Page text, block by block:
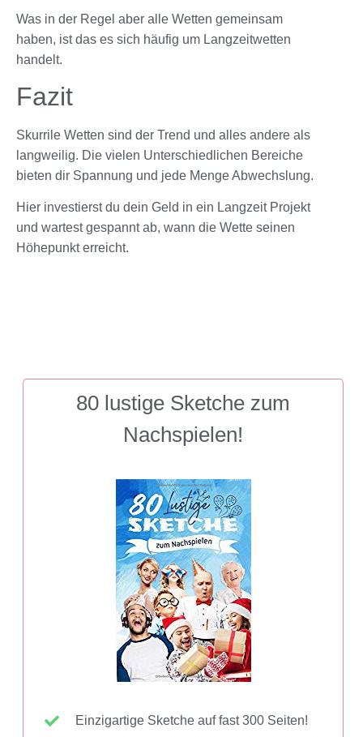
Was in der Regel aber alle Wetten gemeinsam
haben, ist das es sich häufig um Langzeitwetten
handelt.
Fazit
Skurrile Wetten sind der Trend und alles andere als
langweilig. Die vielen Unterschiedlichen Bereiche
bieten dir Spannung und jede Menge Abwechslung.
Hier investierst du dein Geld in ein Langzeit Projekt
und wartest gespannt ab, wann die Wette seinen
Höhepunkt erreicht.
80 lustige Sketche zum
Nachspielen!
Einzigartige Sketche auf fast 300 Seiten!